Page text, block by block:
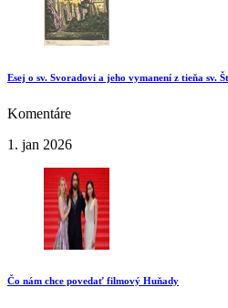
Esej o sv. Svoradovi a jeho vymanení z tieňa sv.
Komentáre
1. jan 2026
Čo nám chce povedať filmový Huňady